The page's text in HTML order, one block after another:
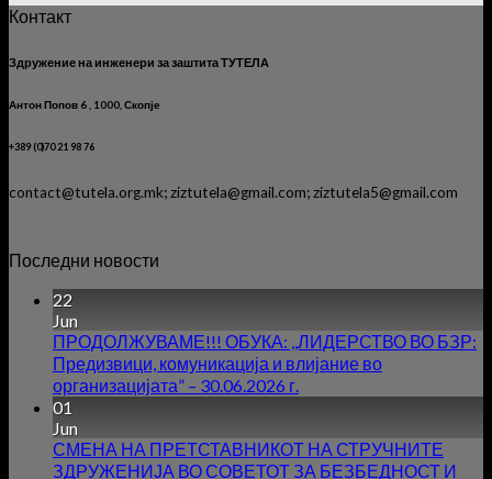
Контакт
Здружение на инженери за заштита ТУТЕЛА
Антон Попов 6 , 1000, Скопје
+389 (0)70 21 98 76
contact@tutela.org.mk; ziztutela@gmail.com; ziztutela5@gmail.com
Последни новости
22
Jun
ПРОДОЛЖУВАМЕ!!! ОБУКА: ,,ЛИДЕРСТВО ВО БЗР:
Предизвици, комуникација и влијание во
организацијата” – 30.06.2026 г.
01
Jun
СМЕНА НА ПРЕТСТАВНИКОТ НА СТРУЧНИТЕ
ЗДРУЖЕНИЈА ВО СОВЕТОТ ЗА БЕЗБЕДНОСТ И